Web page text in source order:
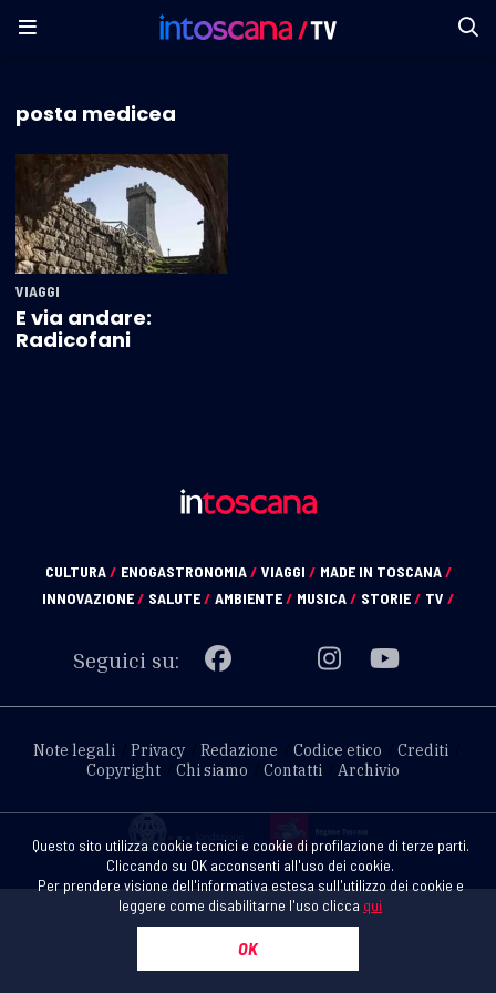
posta medicea
VIAGGI
E via andare:
Radicofani
CULTURA/ ENOGASTRONOMIA/ VIAGGI / MADE IN TOSCANA/
INNOVAZIONE/ SALUTE/ AMBIENTE/ MUSICA/ STORIE/ TV /
Seguici su:
Note legali Privacy Redazione Codice etico
Crediti
Copyright
Chi siamo Contatti Archivio
Questo sito utilizza cookie tecnici e cookie di profilazione di terze parti.
Cliccando su OK acconsenti all'uso dei cookie.
Per prendere visione dell'informativa estesa sull'utilizzo dei cookie e
leggere come disabilitarne l'uso clicca qui
OK